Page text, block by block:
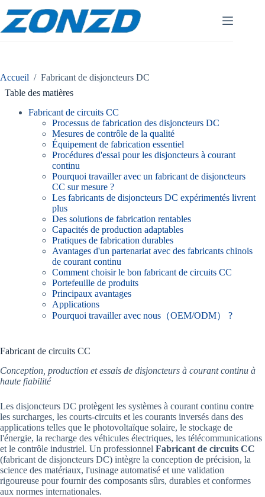
content
Accueil / Fabricant de disjoncteurs DC
Table des matières
Fabricant de circuits CC
Processus de fabrication des disjoncteurs DC
Mesures de contrôle de la qualité
Équipement de fabrication essentiel
Procédures d'essai pour les disjoncteurs à courant
continu
Pourquoi travailler avec un fabricant de disjoncteurs
CC sur mesure ?
Les fabricants de disjoncteurs DC expérimentés livrent
plus
Des solutions de fabrication rentables
Capacités de production adaptables
Pratiques de fabrication durables
Avantages d'un partenariat avec des fabricants chinois
de courant continu
Comment choisir le bon fabricant de circuits CC
Portefeuille de produits
Principaux avantages
Applications
Pourquoi travailler avec nous（OEM/ODM） ?
Fabricant de circuits CC
Conception, production et essais de disjoncteurs à courant continu à
haute fiabilité
Les disjoncteurs DC protègent les systèmes à courant continu contre
les surcharges, les courts-circuits et les courants inversés dans des
applications telles que le photovoltaïque solaire, le stockage de
l'énergie, la recharge des véhicules électriques, les télécommunications
et le contrôle industriel. Un professionnel Fabricant de circuits CC
(fabricant de disjoncteurs DC) intègre la conception de précision, la
science des matériaux, l'usinage automatisé et une validation
rigoureuse pour fournir des composants sûrs, durables et conformes
aux normes internationales.